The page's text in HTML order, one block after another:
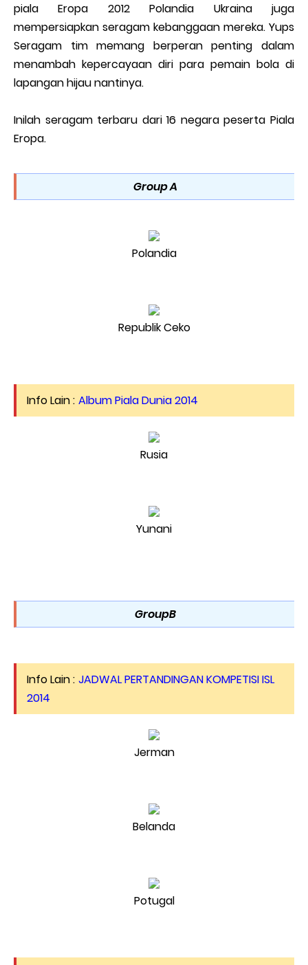
piala Eropa 2012 Polandia Ukraina juga
mempersiapkan seragam kebanggaan mereka. Yups
Seragam tim memang berperan penting dalam
menambah kepercayaan diri para pemain bola di
lapangan hijau nantinya.
Inilah seragam terbaru dari 16 negara peserta Piala
Eropa.
Group A
Polandia
Republik Ceko
Info Lain : Album Piala Dunia 2014
Rusia
Yunani
GroupB
Info Lain : JADWAL PERTANDINGAN KOMPETISI ISL
2014
Jerman
Belanda
Potugal